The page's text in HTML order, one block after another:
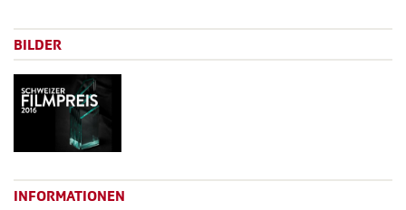
BILDER
INFORMATIONEN